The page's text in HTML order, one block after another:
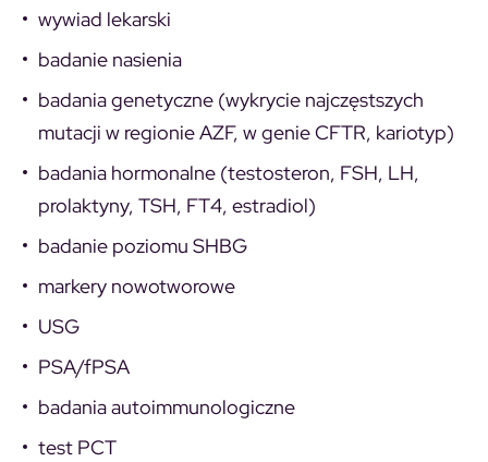
wywiad lekarski
badanie nasienia
badania genetyczne (wykrycie najczęstszych
mutacji w regionie AZF, w genie CFTR, kariotyp)
badania hormonalne (testosteron, FSH, LH,
prolaktyny, TSH, FT4, estradiol)
badanie poziomu SHBG
markery nowotworowe
USG
PSA/fPSA
badania autoimmunologiczne
test PCT